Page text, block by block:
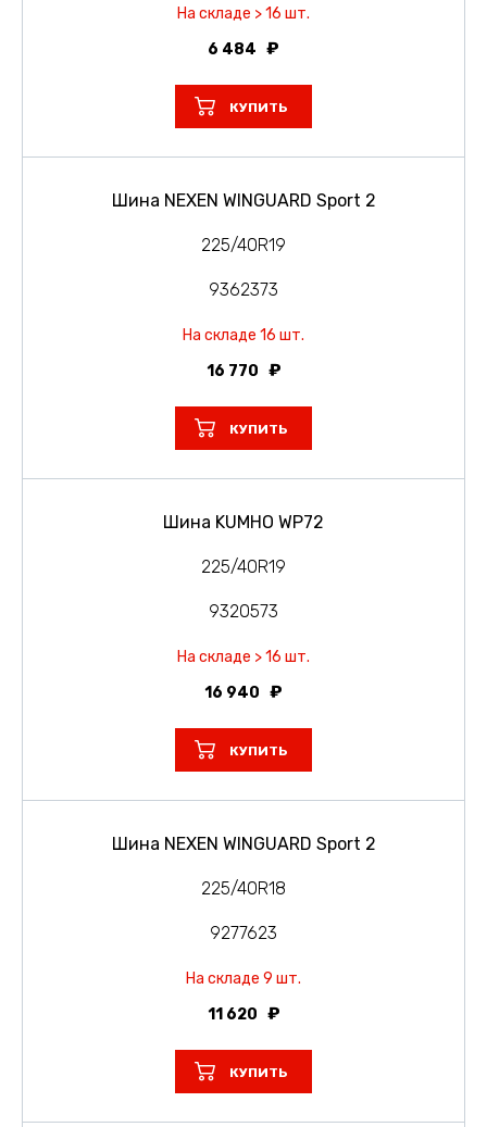
На складе > 16 шт.
6 484
КУПИТЬ
Шина NEXEN WINGUARD Sport 2
225/40R19
9362373
На складе 16 шт.
16 770
КУПИТЬ
Шина KUMHO WP72
225/40R19
9320573
На складе > 16 шт.
16 940
КУПИТЬ
Шина NEXEN WINGUARD Sport 2
225/40R18
9277623
На складе 9 шт.
11 620
КУПИТЬ